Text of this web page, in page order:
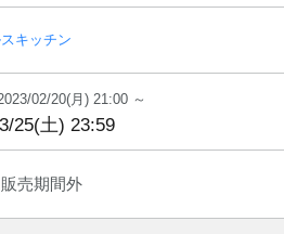
キッチン
02/20(月) 21:00 ～
25(土) 23:59
販売期間外